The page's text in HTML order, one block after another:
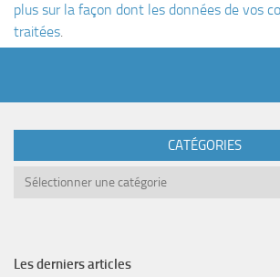
plus sur la façon dont les données de vos
traitées.
CATÉGORIES
Catégories
Les derniers articles